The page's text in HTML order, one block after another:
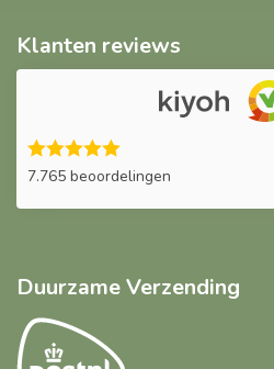
Klanten reviews
7.765 beoordelingen
Duurzame Verzending